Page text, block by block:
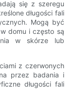
się z szeregu
długości fali
Mogą być
domu i często są
w skórze lub
z czerwonych
przez badania i
długości fali